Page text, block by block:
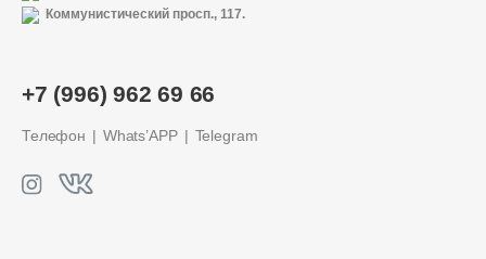
Политика конфиденциальности
+7 (996) 962 69 66
Телефон Whats’APP Telegram
Коммунистический просп., 117.